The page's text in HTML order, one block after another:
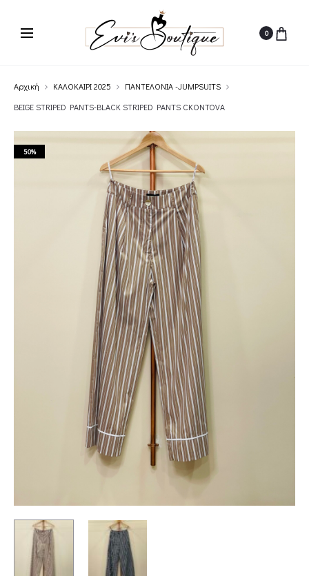
0
Αρχική ΚΑΛΟΚΑΙΡΙ 2025
ΠΑΝΤΕΛΟΝΙΑ -JUMPSUITS
BEIGE STRIPED PANTS-BLACK STRIPED PANTS CKONTOVA
50%